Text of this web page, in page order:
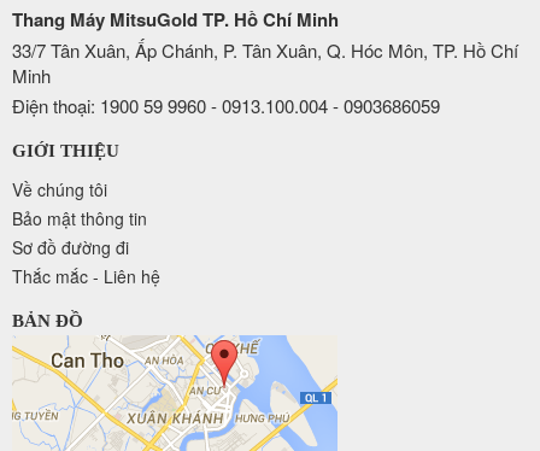
Thang Máy MitsuGold TP. Hồ Chí Minh
33/7 Tân Xuân, Ấp Chánh, P. Tân Xuân, Q. Hóc Môn, TP. Hồ Chí
Minh
Điện thoại: 1900 59 9960 - 0913.100.004 - 0903686059
GIỚI THIỆU
Về chúng tôi
Bảo mật thông tin
Sơ đồ đường đi
Thắc mắc - Liên hệ
BẢN ĐỒ